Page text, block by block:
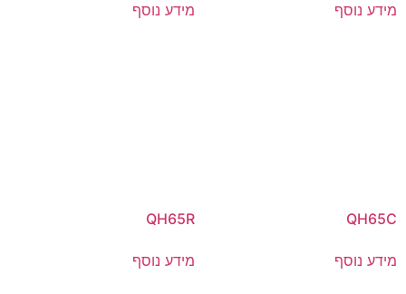
מידע נוסף מידע נוסף
QH65C
מידע נוסף
QH65R
מידע נוסף